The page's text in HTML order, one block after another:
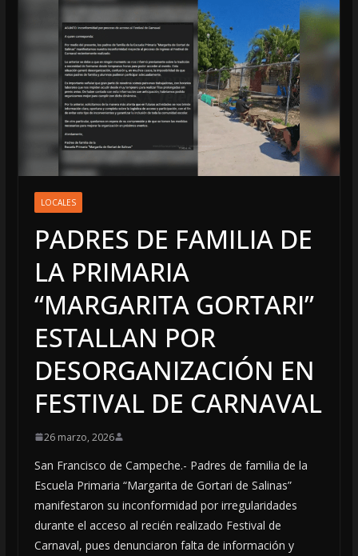
LOCALES
PADRES DE FAMILIA DE
LA PRIMARIA
“MARGARITA GORTARI”
ESTALLAN POR
DESORGANIZACIÓN EN
FESTIVAL DE CARNAVAL
26 marzo, 2026
San Francisco de Campeche.- Padres de familia de la
Escuela Primaria “Margarita de Gortari de Salinas”
manifestaron su inconformidad por irregularidades
durante el acceso al recién realizado Festival de
Carnaval, pues denunciaron falta de información y